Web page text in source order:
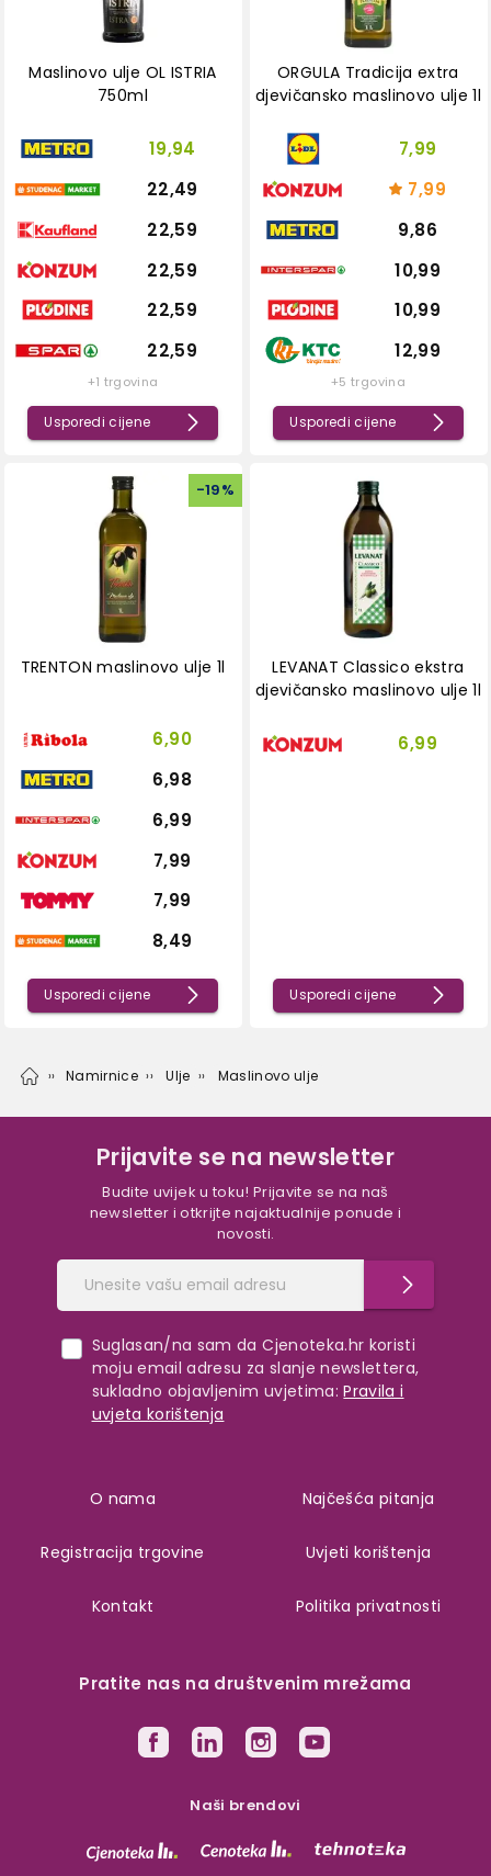
Maslinovo ulje OL ISTRIA
750ml
19,94
22,49
22,59
22,59
22,59
22,59
+1 trgovina
Usporedi cijene
ORGULA Tradicija extra
djevičansko maslinovo ulje 1l
7,99
7,99
9,86
10,99
10,99
12,99
+5 trgovina
Usporedi cijene
-19%
TRENTON maslinovo ulje 1l
6,90
6,98
6,99
7,99
7,99
8,49
Usporedi cijene
LEVANAT Classico ekstra
djevičansko maslinovo ulje 1l
6,99
Usporedi cijene
Namirnice Ulje Maslinovo ulje
Prijavite se na newsletter
Budite uvijek u toku! Prijavite se na naš
newsletter i otkrijte najaktualnije ponude i
novosti.
Suglasan/na sam da Cjenoteka.hr koristi
moju email adresu za slanje newslettera,
sukladno objavljenim uvjetima: Pravila i
uvjeta korištenja
Pratite nas na društvenim mrežama
Naši brendovi
O nama
Registracija trgovine
Kontakt
Najčešća pitanja
Uvjeti korištenja
Politika privatnosti